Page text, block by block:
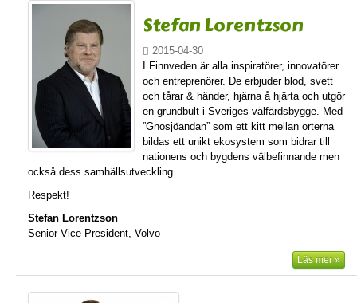
Stefan Lorentzson
2015-04-30
I Finnveden är alla inspiratörer, innovatörer
och entreprenörer. De erbjuder blod, svett
och tårar & händer, hjärna å hjärta och utgör
en grundbult i Sveriges välfärdsbygge. Med
”Gnosjöandan” som ett kitt mellan orterna
bildas ett unikt ekosystem som bidrar till
nationens och bygdens välbefinnande men
också dess samhällsutveckling.
Respekt!
Stefan Lorentzson
Senior Vice President, Volvo
Läs mer »